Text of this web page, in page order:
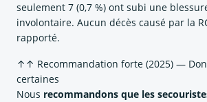
seulement 7 (0,7 %) ont subi une
involontaire. Aucun décès causé par la
rapporté.
↑↑ Recommandation forte (2025) —
certaines
Nous recommandons que les